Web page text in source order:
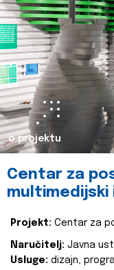
o projektu
Centar za
multimedijski
Projekt: Centar za
Naručitelj: Javna
Usluge: dizajn,